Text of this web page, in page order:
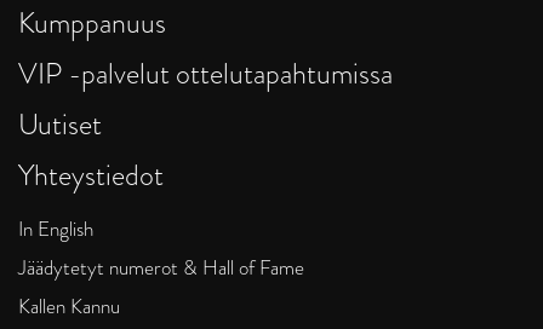
Kumppanuus
VIP -palvelut ottelutapahtumissa
Uutiset
Yhteystiedot
In English
Jäädytetyt numerot & Hall of Fame
Kallen Kannu